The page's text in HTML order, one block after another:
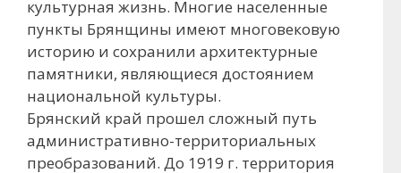
культурная жизнь. Многие населенные
пункты Брянщины имеют многовековую
историю и сохранили архитектурные
памятники, являющиеся достоянием
национальной культуры.
Брянский край прошел сложный путь
административно-территориальных
преобразований. До 1919 г. территория